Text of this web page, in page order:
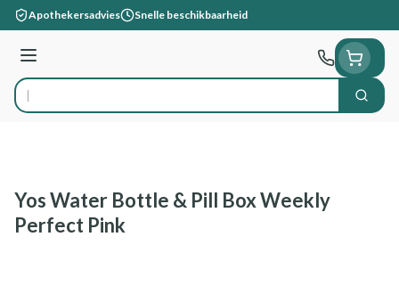
Ga naar de inhoud
Apothekersadvies Snelle beschikbaarheid
Menu
Product, merk, categorie... Zoek
Yos Water Bottle & Pill Box Weekly
Perfect Pink